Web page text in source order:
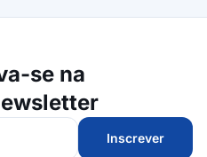
se na
Inscrever